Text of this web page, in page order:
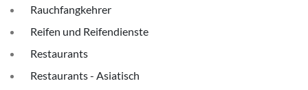
Rauchfangkehrer
Reifen und Reifendienste
Restaurants
Restaurants - Asiatisch